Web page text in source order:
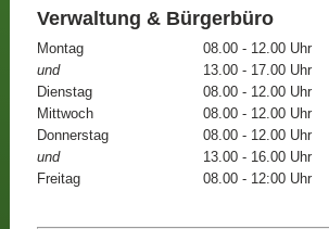
Verwaltung & Bürgerbüro
Montag
08.00 - 12.00 Uhr
und
13.00 - 17.00 Uhr
Dienstag
08.00 - 12.00 Uhr
Mittwoch
08.00 - 12.00 Uhr
Donnerstag
08.00 - 12.00 Uhr
und
13.00 - 16.00 Uhr
Freitag
08.00 - 12:00 Uhr